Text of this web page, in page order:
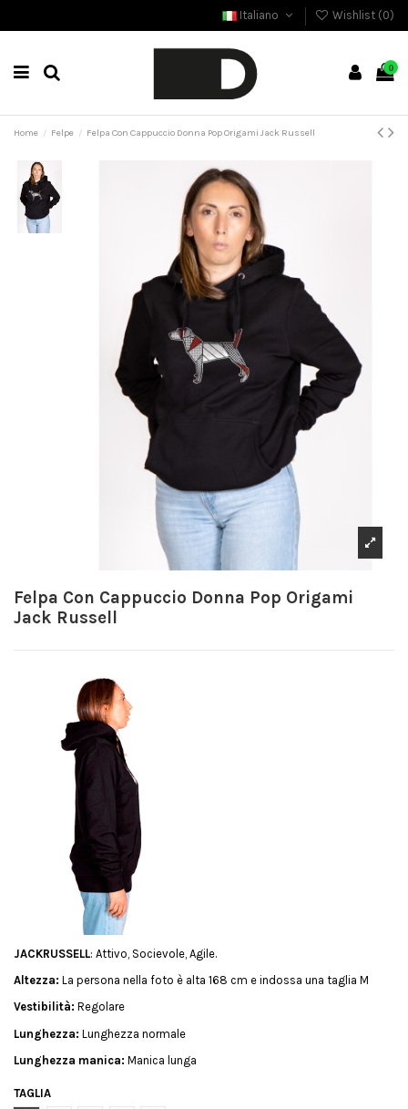
Italiano Wishlist (0)
0
Home Felpe Felpa Con Cappuccio Donna Pop Origami Jack Russell
Felpa Con Cappuccio Donna Pop Origami
Jack Russell
JACKRUSSELL: Attivo, Socievole, Agile.
Altezza: La persona nella foto è alta 168 cm e indossa una taglia M
Vestibilità: Regolare
Lunghezza: Lunghezza normale
Lunghezza manica: Manica lunga
TAGLIA